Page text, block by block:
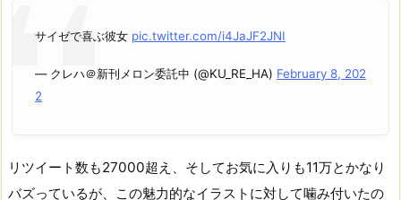
サイゼで喜ぶ彼女 pic.twitter.com/i4JaJF2JNI
— クレハ＠新刊メロン委託中 (@KU_RE_HA) February 8, 202
2
リツイート数も27000超え、そしてお気に入りも11万とかなり
バズっているが、この魅力的なイラストに対して噛み付いたの